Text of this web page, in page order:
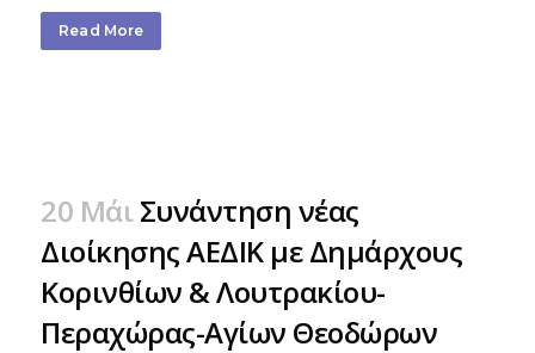
Read More
20 Μάι Συνάντηση νέας
Διοίκησης ΑΕΔΙΚ με Δημάρχους
Κορινθίων & Λουτρακίου-
Περαχώρας-Αγίων Θεοδώρων